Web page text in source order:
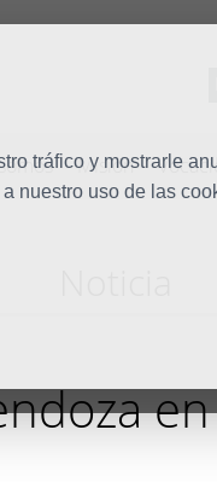
tráfico y mostrarle
nuestro uso de las
Misión